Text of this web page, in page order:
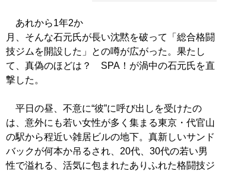
あれから1年2か
月、そんな石元氏が長い沈黙を破って「総合格闘
技ジムを開設した」との噂が広がった。果たし
て、真偽のほどは？ SPA！が渦中の石元氏を直
撃した。
平日の昼、不意に“彼”に呼び出しを受けたの
は、意外にも若い女性が多く集まる東京・代官山
の駅から程近い雑居ビルの地下。真新しいサンド
バックが何本か吊るされ、20代、30代の若い男
性で溢れる、活気に包まれたありふれた格闘技ジ